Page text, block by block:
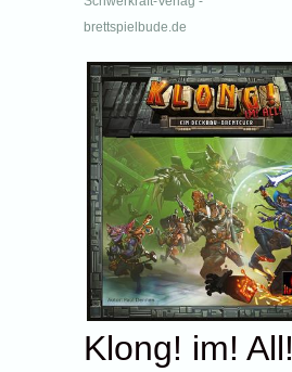
brettspielbude.de
Klong! im! All!